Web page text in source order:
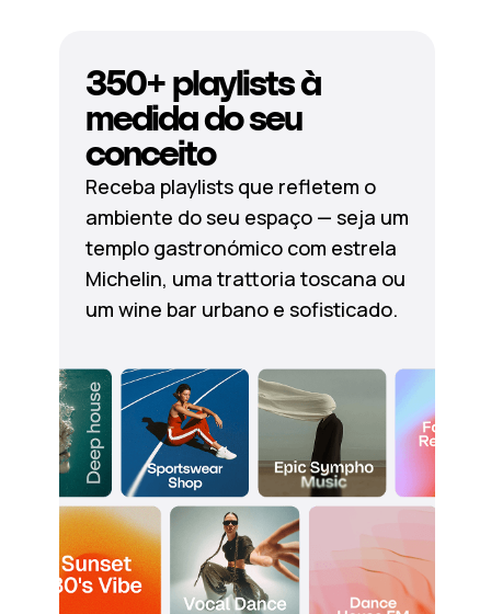
350+ playlists à
medida do seu
conceito
Receba playlists que refletem o
ambiente do seu espaço — seja um
templo gastronómico com estrela
Michelin, uma trattoria toscana ou
um wine bar urbano e sofisticado.